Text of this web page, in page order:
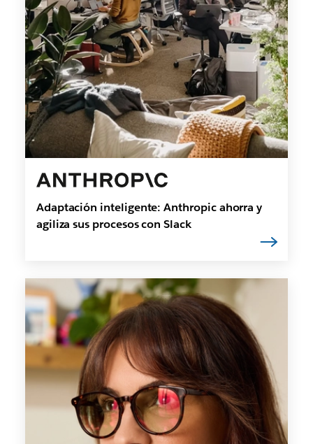
Adaptación inteligente: Anthropic ahorra y
agiliza sus procesos con Slack